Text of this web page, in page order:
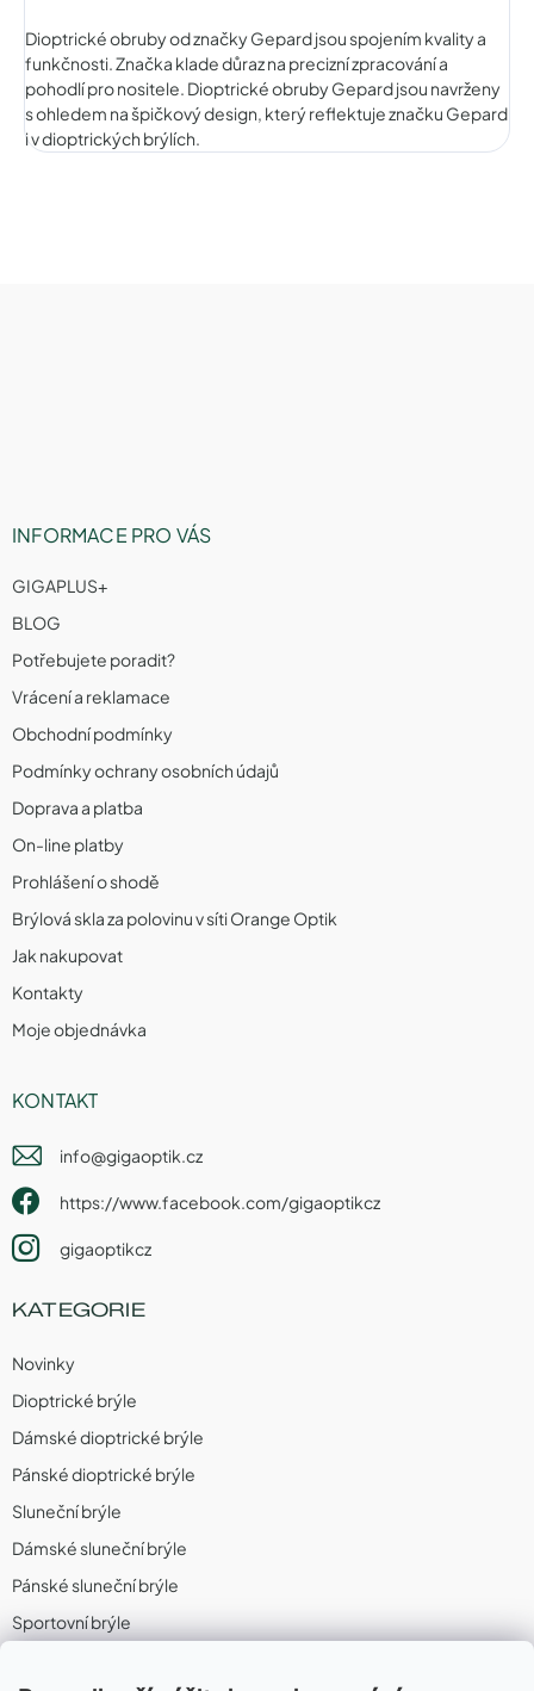
Dioptrické obruby od značky Gepard jsou spojením kvality a
funkčnosti. Značka klade důraz na precizní zpracování a
pohodlí pro nositele. Dioptrické obruby Gepard jsou navrženy
s ohledem na špičkový design, který reflektuje značku Gepard
i v dioptrických brýlích.
INFORMACE PRO VÁS
GIGAPLUS+
BLOG
Potřebujete poradit?
Vrácení a reklamace
Obchodní podmínky
Podmínky ochrany osobních údajů
Doprava a platba
On-line platby
Prohlášení o shodě
Brýlová skla za polovinu v síti Orange Optik
Jak nakupovat
Kontakty
Moje objednávka
KONTAKT
info@gigaoptik.cz
https://www.facebook.com/gigaoptikcz
gigaoptikcz
KATEGORIE
Novinky
Dioptrické brýle
Dámské dioptrické brýle
Pánské dioptrické brýle
Sluneční brýle
Dámské sluneční brýle
Pánské sluneční brýle
Sportovní brýle